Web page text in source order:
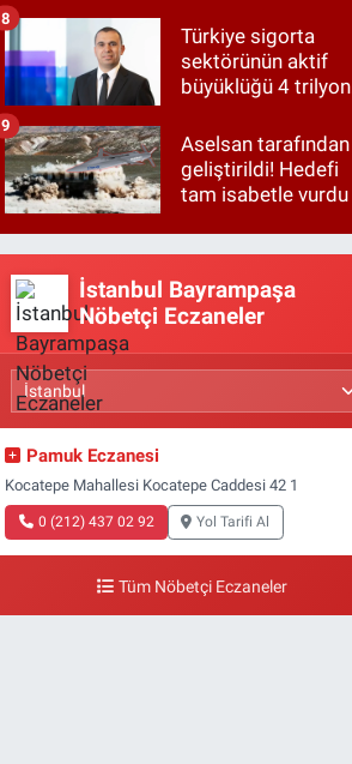
Türkiye sigorta
sektörünün aktif
büyüklüğü 4 trilyon
8
Aselsan tarafından
geliştirildi! Hedefi
tam isabetle vurdu
9
İstanbul Bayrampaşa
Nöbetçi Eczaneler
Pamuk Eczanesi
Kocatepe Mahallesi Kocatepe Caddesi 42 1
0 (212) 437 02 92 Yol Tarifi Al
Tüm Nöbetçi Eczaneler